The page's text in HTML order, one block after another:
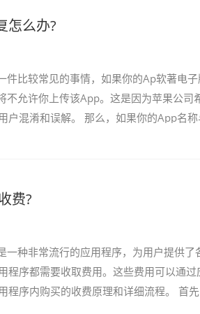
怎么办?
件比较常见的事情，如果你的Ap软著电
不允许你上传该App。这是因为苹果公司
户混淆和误解。 那么，如果你的App名
费?
一种非常流行的应用程序，为用户提供了
程序都需要收取费用。这些费用可以通
程序内购买的收费原理和详细流程。 首